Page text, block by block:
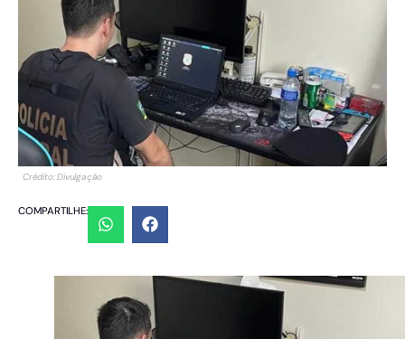
Crédito: Divulgação
COMPARTILHE: